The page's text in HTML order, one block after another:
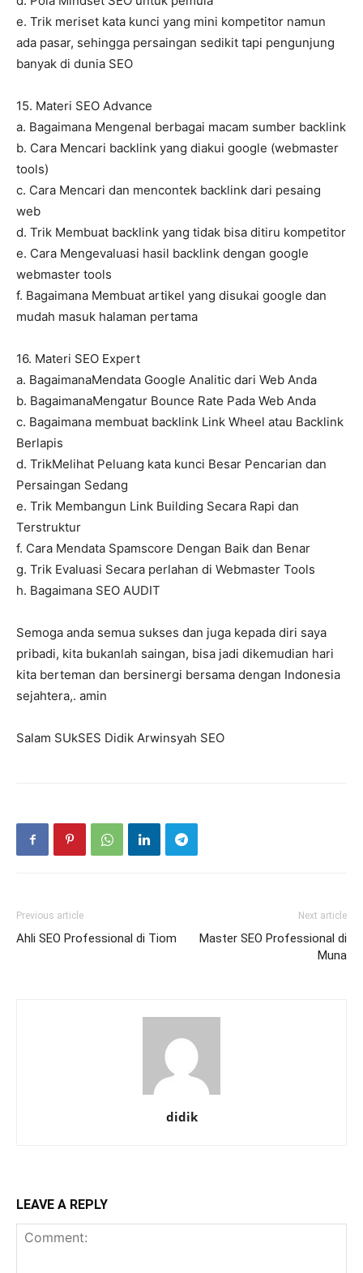
e. Trik meriset kata kunci yang mini kompetitor namun
ada pasar, sehingga persaingan sedikit tapi pengunjung
banyak di dunia SEO
15. Materi SEO Advance
a. Bagaimana Mengenal berbagai macam sumber backlink
b. Cara Mencari backlink yang diakui google (webmaster
tools)
c. Cara Mencari dan mencontek backlink dari pesaing
web
d. Trik Membuat backlink yang tidak bisa ditiru kompetitor
e. Cara Mengevaluasi hasil backlink dengan google
webmaster tools
f. Bagaimana Membuat artikel yang disukai google dan
mudah masuk halaman pertama
16. Materi SEO Expert
a. BagaimanaMendata Google Analitic dari Web Anda
b. BagaimanaMengatur Bounce Rate Pada Web Anda
c. Bagaimana membuat backlink Link Wheel atau Backlink
Berlapis
d. TrikMelihat Peluang kata kunci Besar Pencarian dan
Persaingan Sedang
e. Trik Membangun Link Building Secara Rapi dan
Terstruktur
f. Cara Mendata Spamscore Dengan Baik dan Benar
g. Trik Evaluasi Secara perlahan di Webmaster Tools
h. Bagaimana SEO AUDIT
Semoga anda semua sukses dan juga kepada diri saya
pribadi, kita bukanlah saingan, bisa jadi dikemudian hari
kita berteman dan bersinergi bersama dengan Indonesia
sejahtera,. amin
Salam SUkSES Didik Arwinsyah SEO
Previous article
Ahli SEO Professional di Tiom
Next article
Master SEO Professional di
Muna
didik
LEAVE A REPLY